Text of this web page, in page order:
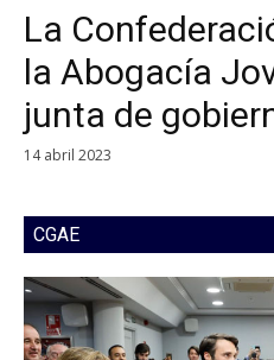
La
la Abogacía
junta de
14 abril 2023
CGAE